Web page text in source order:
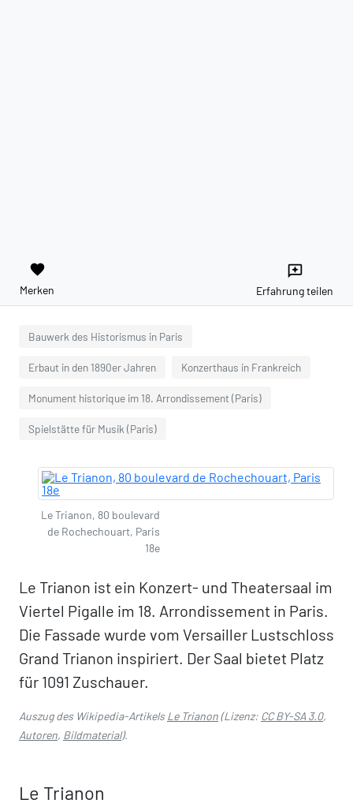
favorite
Merken
reviews
Erfahrung teilen
Bauwerk des Historismus in Paris
Erbaut in den 1890er Jahren Konzerthaus in Frankreich
Monument historique im 18. Arrondissement (Paris)
Spielstätte für Musik (Paris)
Le Trianon, 80 boulevard
de Rochechouart, Paris
18e
Le Trianon ist ein Konzert- und Theatersaal im
Viertel Pigalle im 18. Arrondissement in Paris.
Die Fassade wurde vom Versailler Lustschloss
Grand Trianon inspiriert. Der Saal bietet Platz
für 1091 Zuschauer.
Auszug des Wikipedia-ArtikelsLe Trianon(Lizenz: CC BY-SA 3.0,
Autoren, Bildmaterial).
Le Trianon